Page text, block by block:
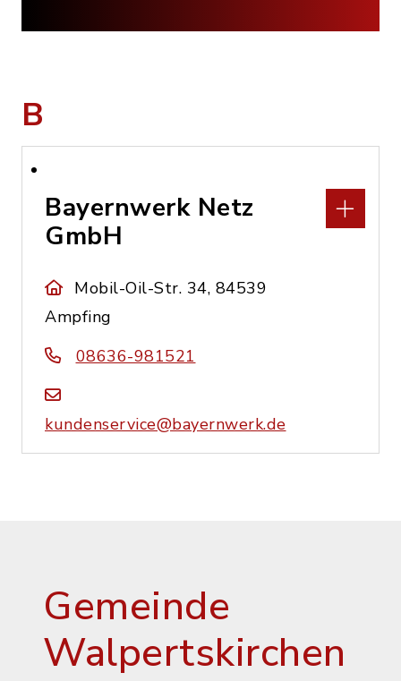
B
Bayernwerk Netz
GmbH
Mobil-Oil-Str. 34, 84539
Ampfing
08636-981521
kundenservice@bayernwerk.de
Gemeinde
Walpertskirchen